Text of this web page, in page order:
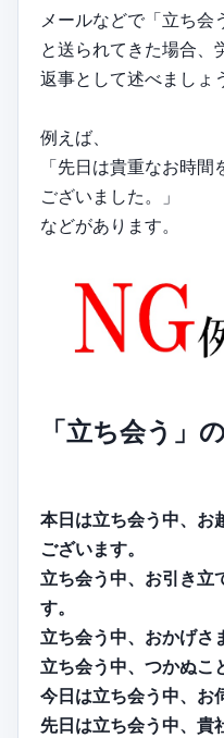
メールなどで「立ち会
と送られてきた場合、
返事として述べましょ
例えば、
「先日は貴重なお時
ございました。」
などがあります。
「立ち会う」
本日は立ち会う中、お
ございます。
立ち会う中、お引き立
す。
立ち会う中、おかげさ
立ち会う中、つかぬこ
今日は立ち会う中、お
先日は立ち会う中、貴